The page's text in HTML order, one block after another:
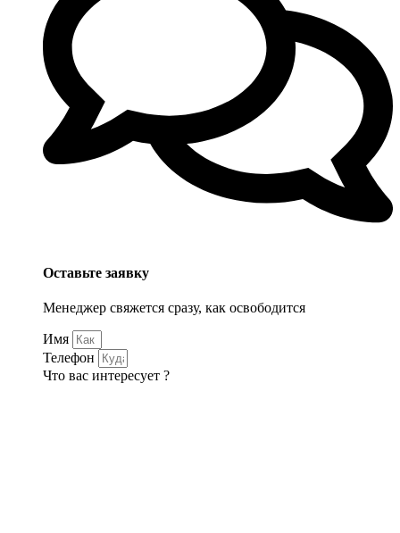
Оставьте заявку
Менеджер свяжется сразу, как освободится
Имя
Телефон
Что вас интересует ?